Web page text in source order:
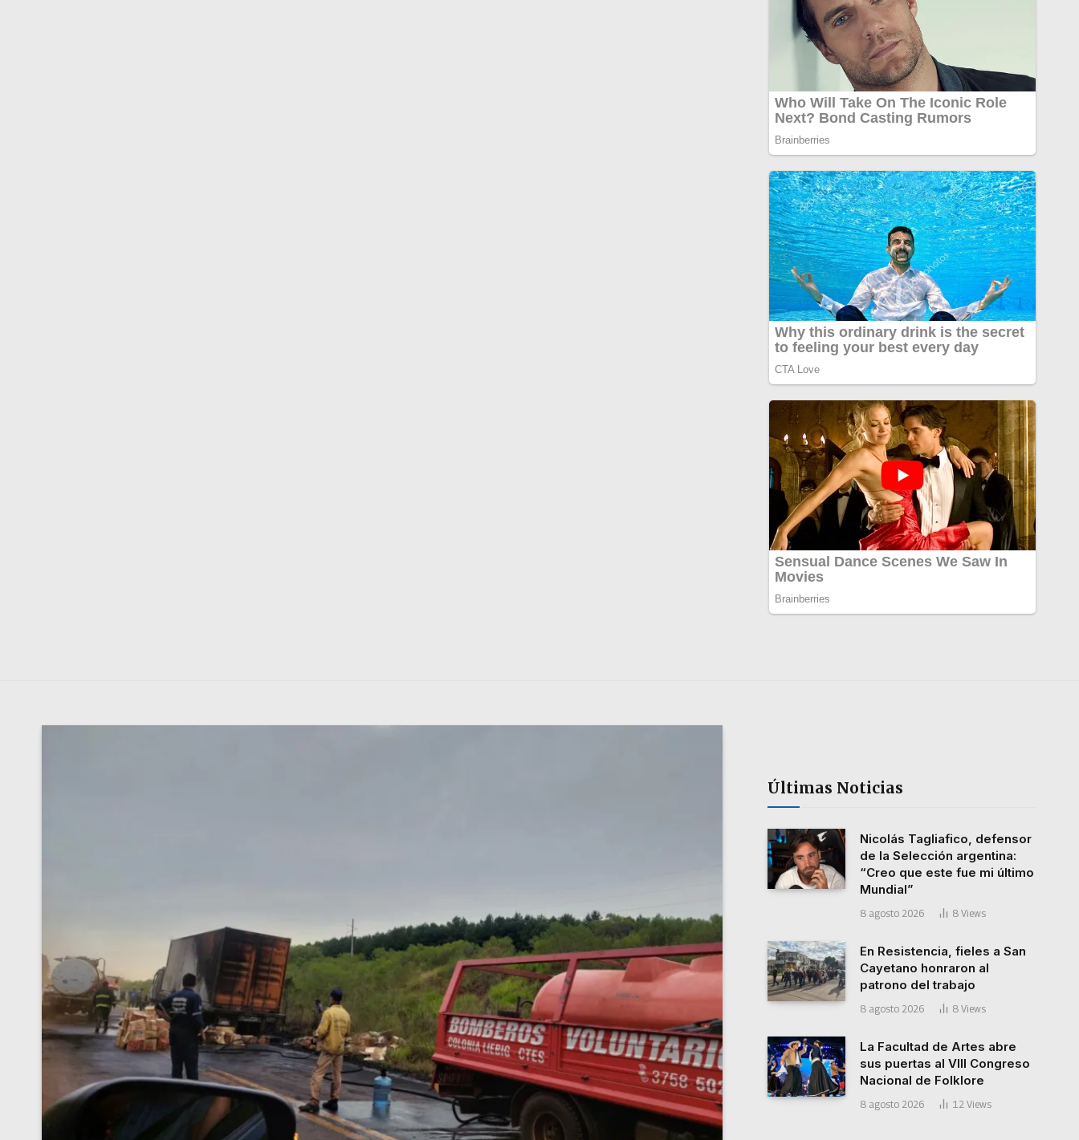
Últimas Noticias
Nicolás Tagliafico, defensor
de la Selección argentina:
“Creo que este fue mi último
Mundial”
8 agosto 2026 8 Views
En Resistencia, fieles a San
Cayetano honraron al
patrono del trabajo
8 agosto 2026 8 Views
La Facultad de Artes abre
sus puertas al VIII Congreso
Nacional de Folklore
8 agosto 2026 12 Views